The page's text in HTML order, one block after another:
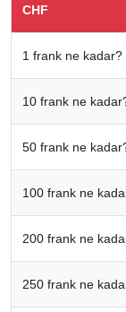
CHF
1 frank ne kadar?
10 frank ne
50 frank ne
100 frank ne
200 frank ne
250 frank ne